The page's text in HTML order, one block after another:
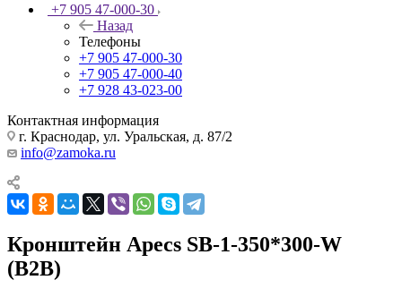
+7 905 47-000-30
Назад
Телефоны
+7 905 47-000-30
+7 905 47-000-40
+7 928 43-023-00
Контактная информация
г. Краснодар, ул. Уральская, д. 87/2
info@zamoka.ru
Кронштейн Apecs SB-1-350*300-W
(B2B)